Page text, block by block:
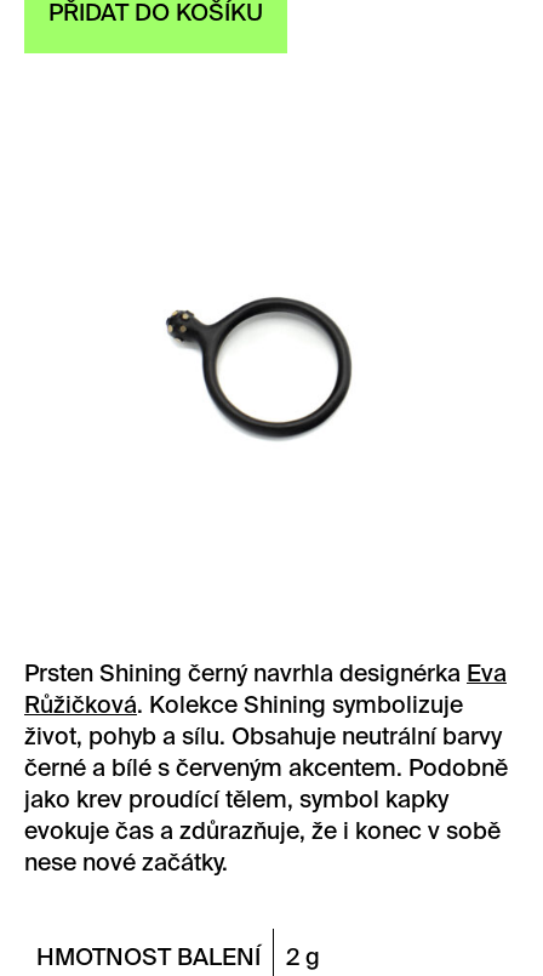
PŘIDAT DO KOŠÍKU
Prsten Shining černý navrhla designérka Eva
Růžičková. Kolekce Shining symbolizuje
život, pohyb a sílu. Obsahuje neutrální barvy
černé a bílé s červeným akcentem. Podobně
jako krev proudící tělem, symbol kapky
evokuje čas a zdůrazňuje, že i konec v sobě
nese nové začátky.
HMOTNOST BALENÍ 2 g